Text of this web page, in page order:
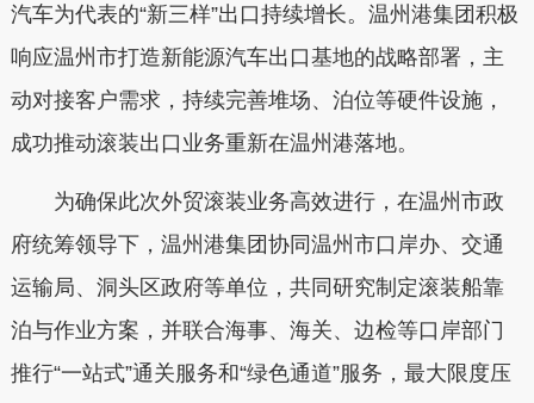
汽车为代表的“新三样”出口持续增长。温州港集团积极
响应温州市打造新能源汽车出口基地的战略部署，主
动对接客户需求，持续完善堆场、泊位等硬件设施，
成功推动滚装出口业务重新在温州港落地。
为确保此次外贸滚装业务高效进行，在温州市政
府统筹领导下，温州港集团协同温州市口岸办、交通
运输局、洞头区政府等单位，共同研究制定滚装船靠
泊与作业方案，并联合海事、海关、边检等口岸部门
推行“一站式”通关服务和“绿色通道”服务，最大限度压